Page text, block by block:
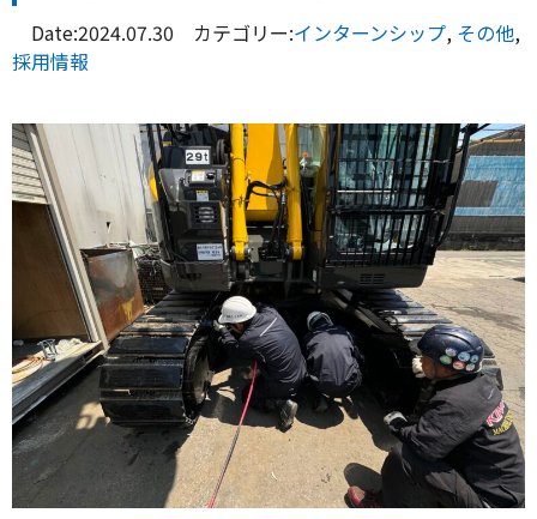
Date:2024.07.30 カテゴリー:インターンシップ, その他,
採用情報